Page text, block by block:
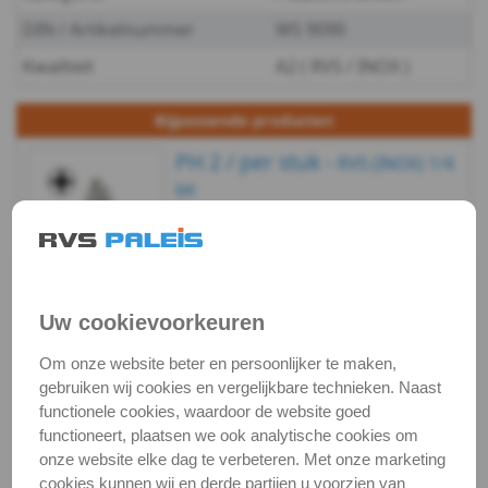
WS
9090
-
A2
-
3
9090
-
A2
DIN / Artikelnummer
Kwaliteit
Bijpassende producten
PH 2 / per stuk -
RVS (INOX) 1/4
bit
3851/1-TS-PH-
(verzonden binnen 24
uur)
Bekijken Maatvoering In winkelmand
Staffelprijzen bij afname vanaf:
10
5
€ 0,16 excl.btw
€ 0,17 excl.btw
Uw cookievoorkeuren
Om onze website beter en persoonlijker te maken,
gebruiken wij cookies en vergelijkbare technieken. Naast
functionele cookies, waardoor de website goed
functioneert, plaatsen we ook analytische cookies om
onze website elke dag te verbeteren. Met onze marketing
cookies kunnen wij en derde partijen u voorzien van